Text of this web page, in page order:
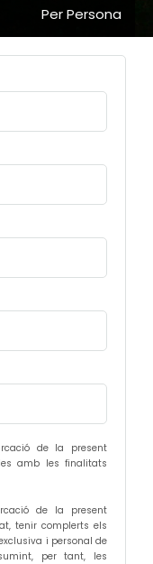
Per Persona
de la present
amb les finalitats
de la present
tenir complerts els
i personal de
per tant, les